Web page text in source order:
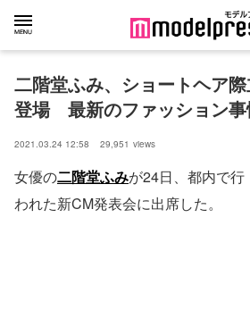
二階堂ふみ、ショートヘア
登場　最新のファッション
2021.03.24 12:58 29,951 views
女優の二階堂ふみが24日、都内で行
われた新CM発表会に出席した。